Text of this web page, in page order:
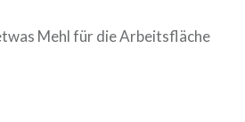
Mehl für die Arbeitsfläche